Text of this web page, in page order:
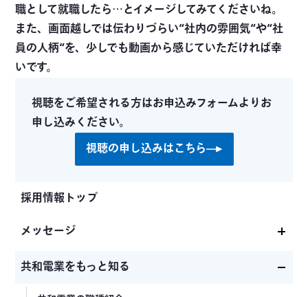
職として就職したら…とイメージしてみてくださいね。
また、画面越しでは伝わりづらい“社内の雰囲気“や“社
員の人柄“を、少しでも動画から感じていただければ幸
いです。
視聴をご希望される方はお申込みフォームよりお
申し込みください。
視聴の申し込みはこちら
採用情報トップ
メッセージ
社長メッセージ
共和電業が求める人物像
共和電業をもっと知る